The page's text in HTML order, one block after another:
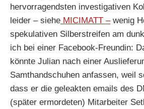
hervorragendsten investigativen
leider – siehe MICIMATT –wenig
spekulativen Silberstreifen am
ich bei einer Facebook-Freundin:
könnte Julian nach einer
Samthandschuhen anfassen, weil
dass er die geleakten emails des
(später ermordeten) Mitarbeiter